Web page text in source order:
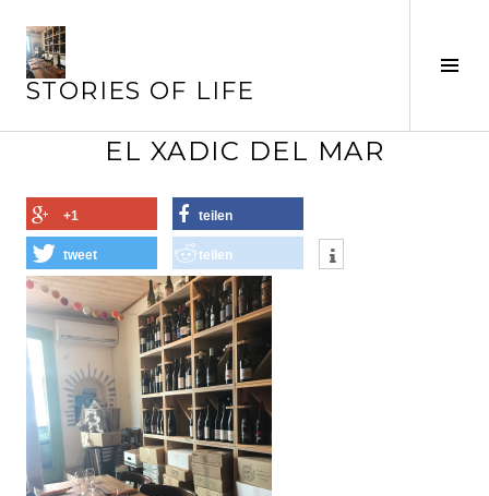
zum
Inhalt
STORIES OF LIFE
EL XADIC DEL MAR
+1 teilen
tweet teilen